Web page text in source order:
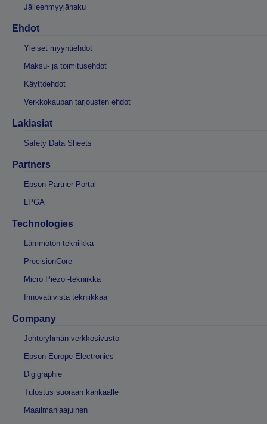
Jälleenmyyjähaku
Ehdot
Yleiset myyntiehdot
Maksu- ja toimitusehdot
Käyttöehdot
Verkkokaupan tarjousten ehdot
Lakiasiat
Safety Data Sheets
Partners
Epson Partner Portal
LPGA
Technologies
Lämmötön tekniikka
PrecisionCore
Micro Piezo -tekniikka
Innovatiivista tekniikkaa
Company
Johtoryhmän verkkosivusto
Epson Europe Electronics
Digigraphie
Tulostus suoraan kankaalle
Maailmanlaajuinen